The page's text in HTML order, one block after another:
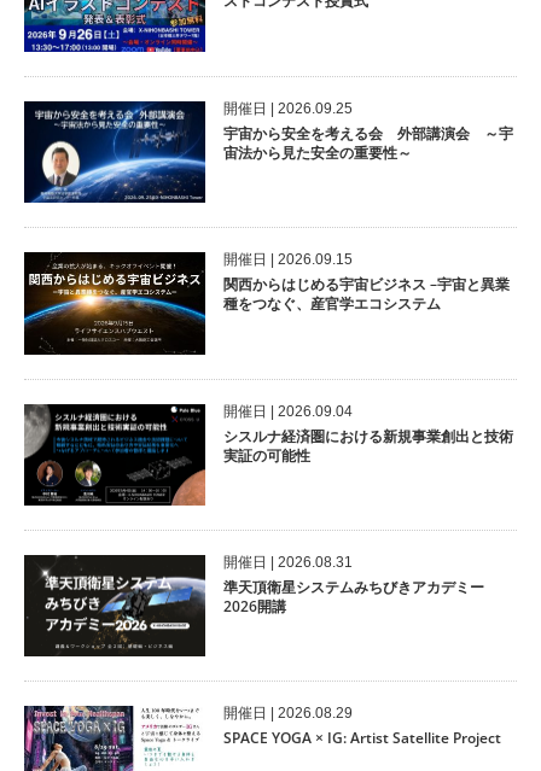
開催⽇ | 2026.09.25
宇宙から安全を考える会 外部講演会 ～宇
宙法から見た安全の重要性～
開催⽇ | 2026.09.15
関西からはじめる宇宙ビジネス –宇宙と異業
種をつなぐ、産官学エコシステム
開催⽇ | 2026.09.04
シスルナ経済圏における新規事業創出と技術
実証の可能性
開催⽇ | 2026.08.31
準天頂衛星システムみちびきアカデミー
2026開講
開催⽇ | 2026.08.29
SPACE YOGA × IG: Artist Satellite Project